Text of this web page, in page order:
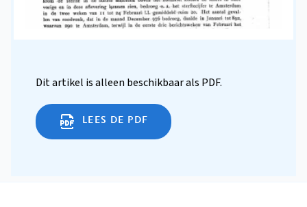
Dit artikel is alleen beschikbaar als PDF.
LEES DE PDF